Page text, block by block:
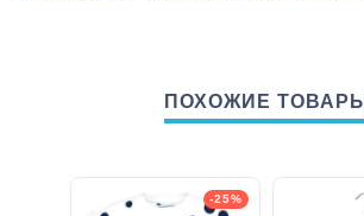
ПОХОЖИЕ ТОВАРЫ
-25%